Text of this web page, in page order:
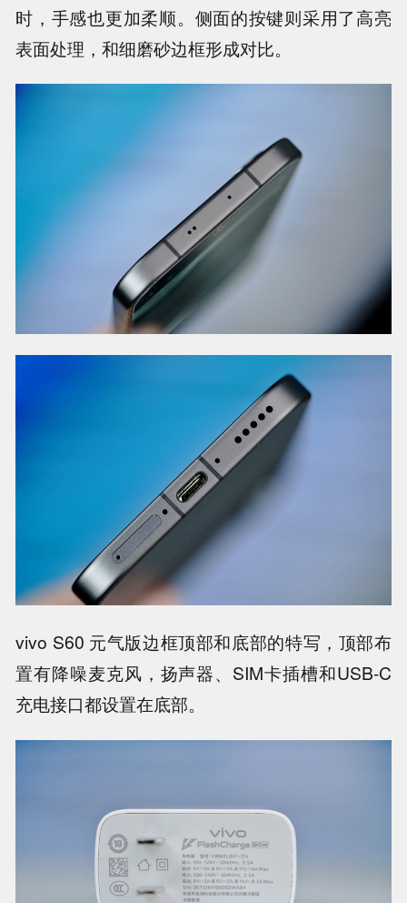
时，手感也更加柔顺。侧面的按键则采用了高亮
表面处理，和细磨砂边框形成对比。
vivo S60 元气版边框顶部和底部的特写，顶部布
置有降噪麦克风，扬声器、SIM卡插槽和USB-C
充电接口都设置在底部。